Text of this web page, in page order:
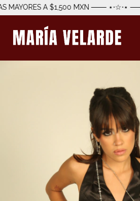
MAYORES A $1,500 MXN ─── ⋆⋅☆⋅⋆ ───